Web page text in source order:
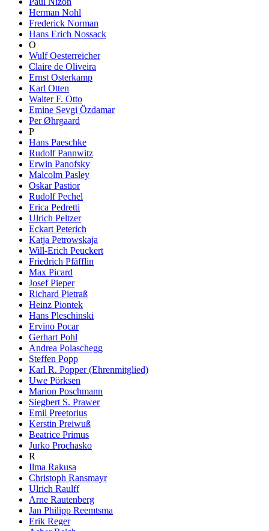
Herman Nohl
Frederick Norman
Hans Erich Nossack
O
Wulf Oesterreicher
Claire de Oliveira
Ernst Osterkamp
Karl Otten
Walter F. Otto
Emine Sevgi Özdamar
Per Øhrgaard
P
Hans Paeschke
Rudolf Pannwitz
Erwin Panofsky
Malcolm Pasley
Oskar Pastior
Rudolf Pechel
Erica Pedretti
Ulrich Peltzer
Eckart Peterich
Katja Petrowskaja
Will-Erich Peuckert
Friedrich Pfäfflin
Max Picard
Josef Pieper
Richard Pietraß
Heinz Piontek
Hans Pleschinski
Ervino Pocar
Gerhart Pohl
Andrea Polaschegg
Steffen Popp
Karl R. Popper (Ehrenmitglied)
Uwe Pörksen
Marion Poschmann
Siegbert S. Prawer
Emil Preetorius
Kerstin Preiwuß
Beatrice Primus
Jurko Prochasko
R
Ilma Rakusa
Christoph Ransmayr
Ulrich Raulff
Arne Rautenberg
Jan Philipp Reemtsma
Erik Reger